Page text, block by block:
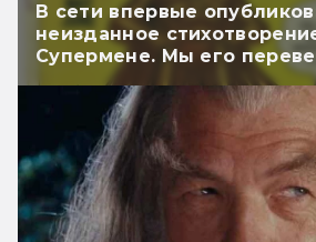
В сети впервые
неизданное
Супермене. Мы его